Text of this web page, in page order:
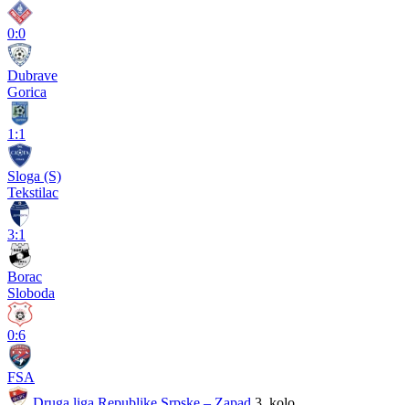
0:0
Dubrave
Gorica
1:1
Sloga (S)
Tekstilac
3:1
Borac
Sloboda
0:6
FSA